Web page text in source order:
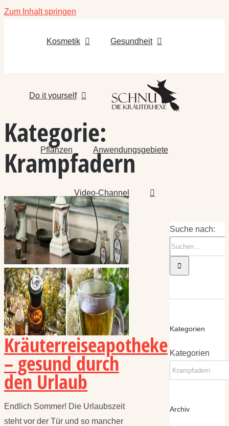
Zum Inhalt springen
Kosmetik Gesundheit
Do it yourself
Pflanzen Anwendungsgebiete
Video-Channel
Kategorie:
Krampfadern
Kräuterreiseapotheke
– gesund durch
den Urlaub
Endlich Sommer! Die Urlaubszeit
steht vor der Tür und so mancher
Suche nach:
Kategorien
Kategorien
Archiv